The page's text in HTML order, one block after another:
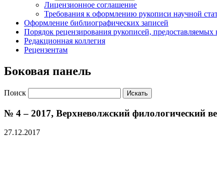
Лицензионное соглашение
Требования к оформлению рукописи научной
Оформление библиографических записей
Порядок рецензирования рукописей,
Редакционная коллегия
Рецензентам
Боковая панель
Поиск
№ 4 – 2017, Верхневолжский филологический
27.12.2017